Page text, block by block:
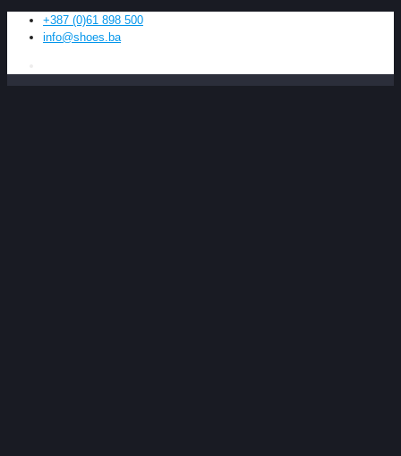
+387 (0)61 898 500
info@shoes.ba